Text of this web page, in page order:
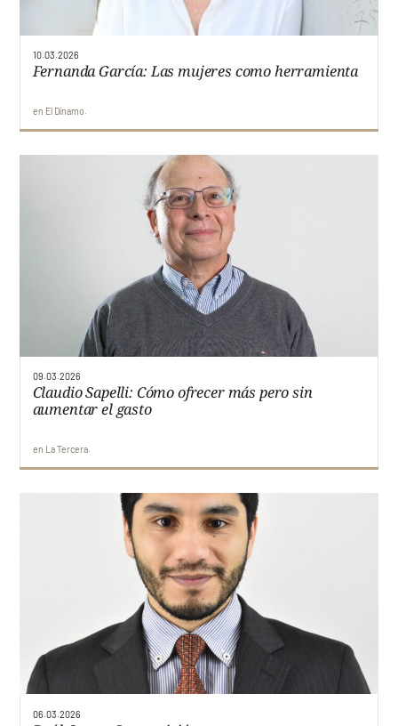
10.03.2026
Fernanda García: Las mujeres como herramienta
en El Dínamo
09.03.2026
Claudio Sapelli: Cómo ofrecer más pero sin
aumentar el gasto
en La Tercera
06.03.2026